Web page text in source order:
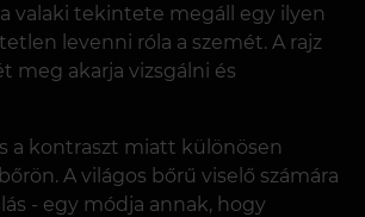
valaki tekintete megáll egy ilyen
levenni róla a szemét. A rajz
meg akarja vizsgálni és
a kontraszt miatt különösen
A világos bőrű viselő számára
- egy módja annak, hogy